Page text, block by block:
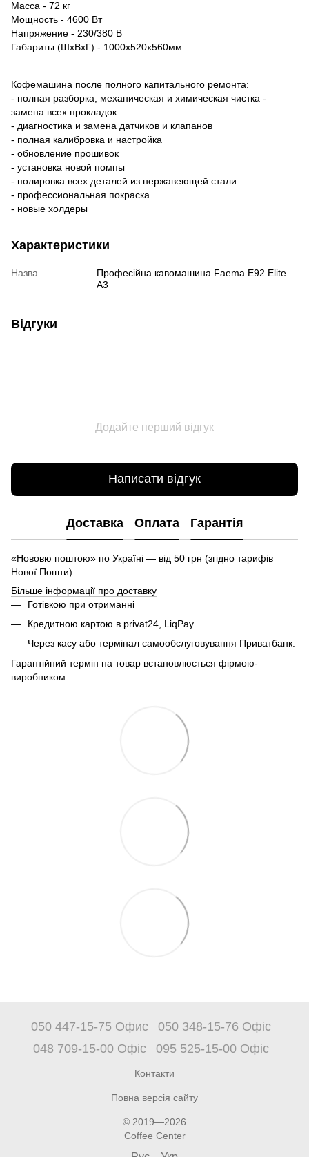
Масса - 72 кг
Мощность - 4600 Вт
Напряжение - 230/380 В
Габариты (ШхВхГ) - 1000х520х560мм
Кофемашина после полного капитального ремонта:
- полная разборка, механическая и химическая чистка -
замена всех прокладок
- диагностика и замена датчиков и клапанов
- полная калибровка и настройка
- обновление прошивок
- установка новой помпы
- полировка всех деталей из нержавеющей стали
- профессиональная покраска
- новые холдеры
Характеристики
Назва
Професійна кавомашина Faema E92 Elite
A3
Відгуки
Додайте перший відгук
Написати відгук
Доставка Оплата Гарантія
«Нововю поштою» по Україні — від 50 грн (згідно тарифів
Нової Пошти).
Більше інформації про доставку
Готівкою при отриманні
Кредитною картою в privat24, LiqPay.
Через касу або термінал самообслуговування Приватбанк.
Гарантійний термін на товар встановлюється фірмою-
виробником
050 447-15-75 Офис
050 348-15-76 Офіс
048 709-15-00 Офіс
095 525-15-00 Офіс
Контакти
Повна версія сайту
© 2019—2026
Coffee Center